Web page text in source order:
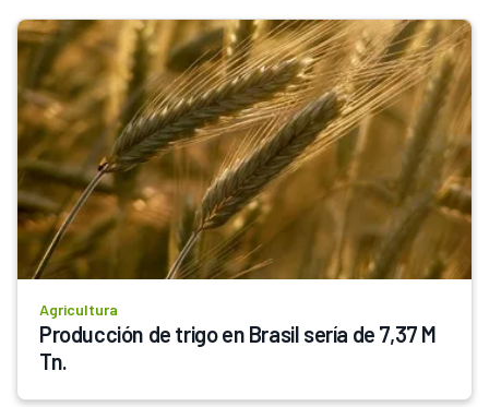
Agricultura
Producción de trigo en Brasil sería de 7,37 M
Tn.